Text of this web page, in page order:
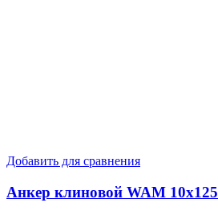
Добавить для сравнения
Анкер клиновой WAM 10х125